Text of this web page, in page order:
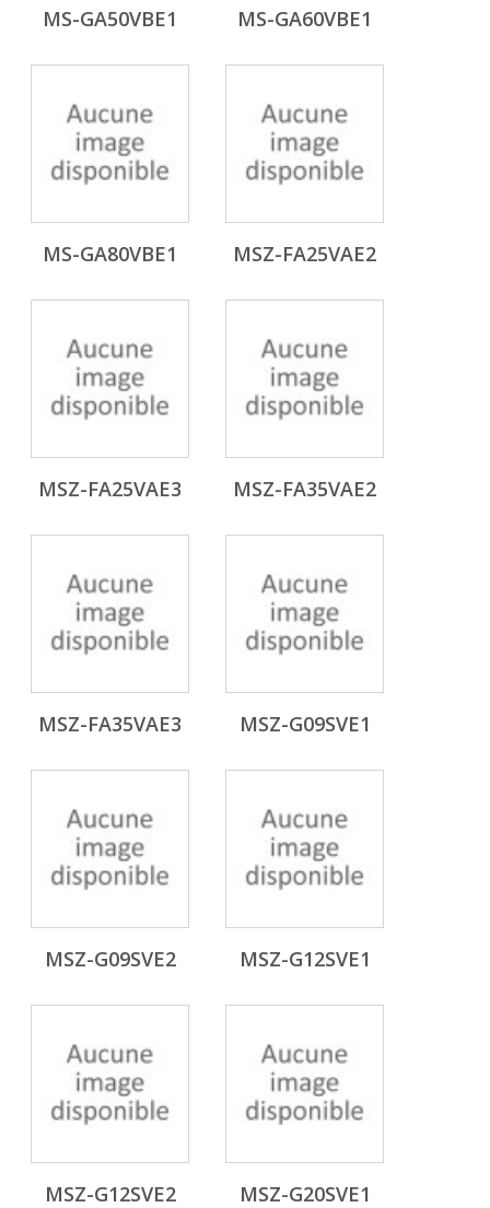
MS-GA50VBE1 MS-GA60VBE1
MS-GA80VBE1 MSZ-FA25VAE2
MSZ-FA25VAE3 MSZ-FA35VAE2
MSZ-FA35VAE3 MSZ-G09SVE1
MSZ-G09SVE2 MSZ-G12SVE1
MSZ-G12SVE2 MSZ-G20SVE1